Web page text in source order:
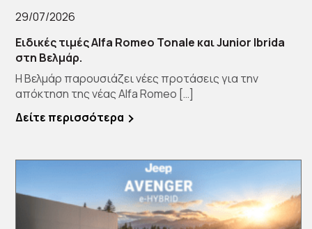
29/07/2026
Ειδικές τιμές Alfa Romeo Tonale και Junior Ibrida
στη Βελμάρ.
Η Βελμάρ παρουσιάζει νέες προτάσεις για την
απόκτηση της νέας Alfa Romeo […]
Δείτε περισσότερα